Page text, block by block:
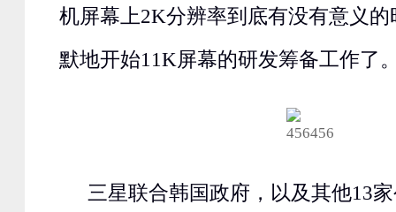
机屏幕上2K分辨率到底有没有意义
默地开始11K屏幕的研发筹备工作了
三星联合韩国政府，以及其他13